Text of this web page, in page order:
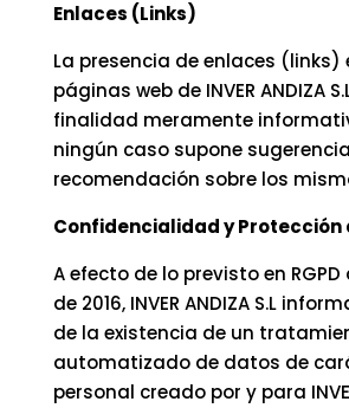
Enlaces (Links)
La presencia de enlaces (links)
páginas web de INVER ANDIZA
finalidad meramente
ningún caso supone
recomendación sobre los
Confidencialidad y Protección
A efecto de lo previsto en RGPD
de 2016, INVER ANDIZA S.L
de la existencia de un
automatizado de datos de
personal creado por y para